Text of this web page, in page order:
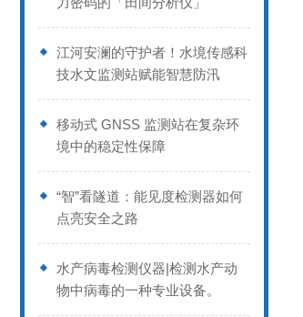
江河安澜的守护者！水境传感科
技水文监测站赋能智慧防汛
移动式 GNSS 监测站在复杂环
境中的稳定性保障
“智”看隧道：能见度检测器如何
点亮安全之路
水产病毒检测仪器|检测水产动
物中病毒的一种专业设备。